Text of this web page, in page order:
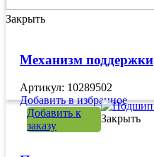
Закрыть
Механизм поддержки
Артикул: 10289502
Добавить в избранное
Добавить к
заказу
Закрыть